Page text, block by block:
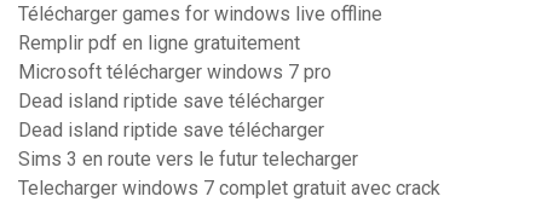
Télécharger games for windows live offline
Remplir pdf en ligne gratuitement
Microsoft télécharger windows 7 pro
Dead island riptide save télécharger
Dead island riptide save télécharger
Sims 3 en route vers le futur telecharger
Telecharger windows 7 complet gratuit avec crack